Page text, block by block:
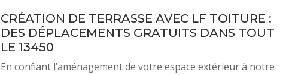
CRÉATION DE TERRASSE AVEC LF TOITURE :
DES DÉPLACEMENTS GRATUITS DANS TOUT
LE 13450
En confiant l’aménagement de votre espace extérieur à notre